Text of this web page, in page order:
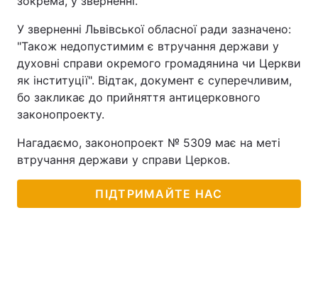
Тема оформлення
У зверненні Львівської обласної ради зазначено:
"Також недопустимим є втручання держави у
духовні справи окремого громадянина чи Церкви
як інституції". Відтак, документ є суперечливим,
бо закликає до прийняття антицерковного
законопроекту.
Нагадаємо, законопроект № 5309 має на меті
втручання держави у справи Церков.
ПІДТРИМАЙТЕ НАС